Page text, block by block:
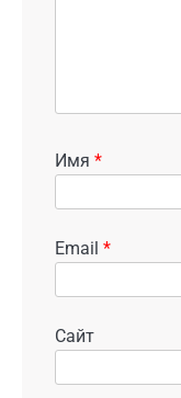
Имя *
Email *
Сайт